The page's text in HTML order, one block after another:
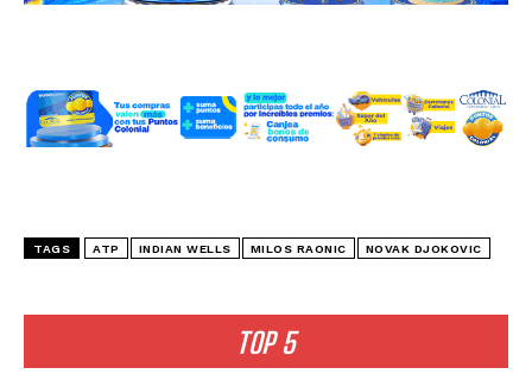
TOP 5
TAGS ATP INDIAN WELLS MILOS RAONIC NOVAK DJOKOVIC